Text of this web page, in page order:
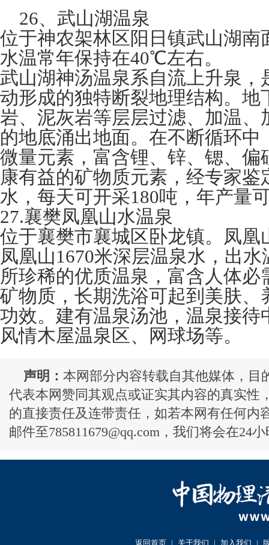
26、武山湖温泉
位于神农架林区阳日镇武山湖南
水温常年保持在40℃左右。
武山湖神汤温泉系自流上升泉，
动形成的独特断裂地理结构。地
岩、泥灰岩等层层过滤、加温、
的地底涌出地面。在不断循环中
微量元素，富含锂、锌、锶、偏
康有益的矿物质元素，经专家鉴
水，每天可开采180吨，年产量
27.襄樊凤凰山水温泉
位于襄樊市襄城区卧龙镇。凤凰
凤凰山1670米深层温泉水，出
所珍稀的优质温泉，富含人体必
矿物质，长期洗浴可起到美肤、
功效。建有温泉汤池，温泉接待
风情木屋温泉区、网球场等。
声明： 本网部分内容转载自其他媒体，目
代表本网赞同其观点或证实其内容的真实性
的直接责任及连带责任，如若本网有任何内
邮件至785811679@qq.com，我们将会在24
返回首页 | 关于我们 | 加入我们 |